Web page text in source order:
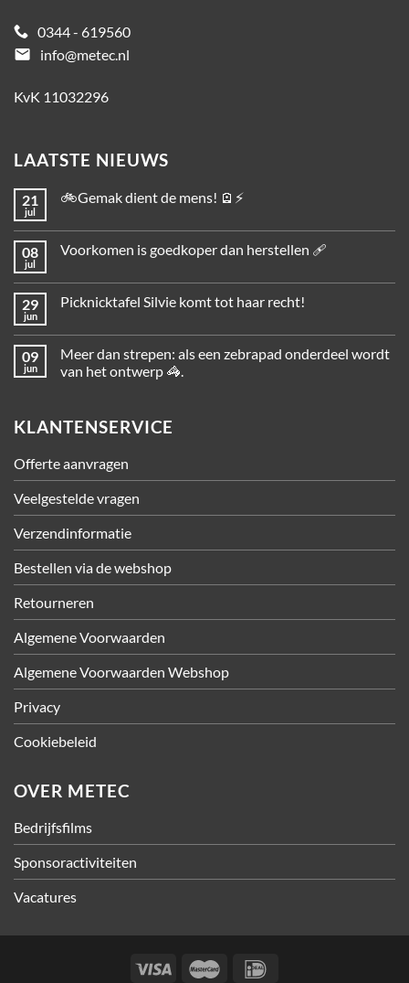
0344 - 619560
email
info@metec.nl
KvK 11032296
LAATSTE NIEUWS
21
jul
🚲Gemak dient de mens! 🪫⚡
08
jul
Voorkomen is goedkoper dan herstellen 🩹
29
jun
Picknicktafel Silvie komt tot haar recht!
09
jun
Meer dan strepen: als een zebrapad onderdeel wordt
van het ontwerp 🦓.
KLANTENSERVICE
Offerte aanvragen
Veelgestelde vragen
Verzendinformatie
Bestellen via de webshop
Retourneren
Algemene Voorwaarden
Algemene Voorwaarden Webshop
Privacy
Cookiebeleid
OVER METEC
Bedrijfsfilms
Sponsoractiviteiten
Vacatures